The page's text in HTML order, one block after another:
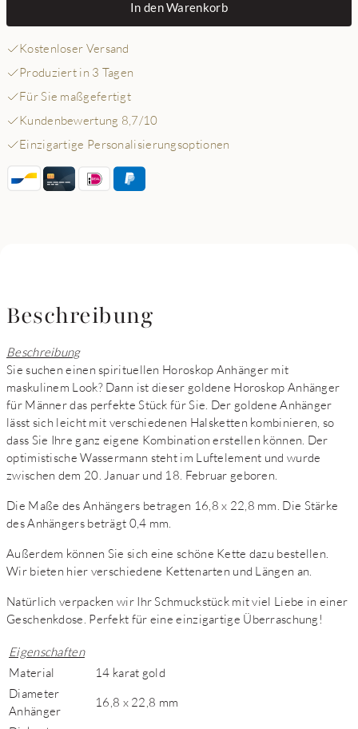
In den Warenkorb
Kostenloser Versand
Produziert in 3 Tagen
Für Sie maßgefertigt
Kundenbewertung 8,7/10
Einzigartige Personalisierungsoptionen
Beschreibung
Beschreibung
Sie suchen einen spirituellen Horoskop Anhänger mit
maskulinem Look? Dann ist dieser goldene Horoskop Anhänger
für Männer das perfekte Stück für Sie. Der goldene Anhänger
lässt sich leicht mit verschiedenen Halsketten kombinieren, so
dass Sie Ihre ganz eigene Kombination erstellen können. Der
optimistische Wassermann steht im Luftelement und wurde
zwischen dem 20. Januar und 18. Februar geboren.
Die Maße des Anhängers betragen 16,8 x 22,8 mm. Die Stärke
des Anhängers beträgt 0,4 mm.
Außerdem können Sie sich eine schöne Kette dazu bestellen.
Wir bieten hier verschiedene Kettenarten und Längen an.
Natürlich verpacken wir Ihr Schmuckstück mit viel Liebe in einer
Geschenkdose. Perfekt für eine einzigartige Überraschung!
Eigenschaften
Material
14 karat gold
Diameter
Anhänger
16,8 x 22,8 mm